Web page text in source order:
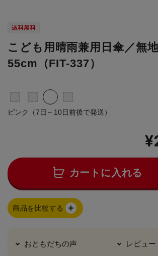
こども用晴雨兼用日傘／無
55cm（FIT-337）
ピンク（7日～10日前後で発送）
カートに入れる
商品を比較する
おともだちの声 レビュー